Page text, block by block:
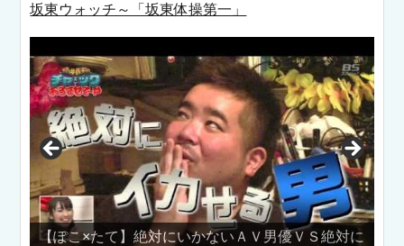
坂東ウォッチ～「坂東体操第一」
いかないＡＶ男優ＶＳ絶対に
いやらしい棒を消してし